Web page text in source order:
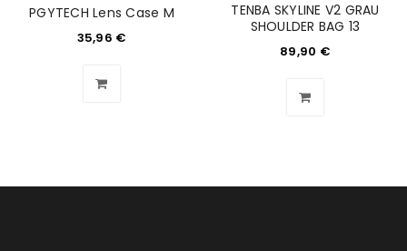
PGYTECH Lens Case M
35,96 €
TENBA SKYLINE V2 GRAU
SHOULDER BAG 13
89,90 €